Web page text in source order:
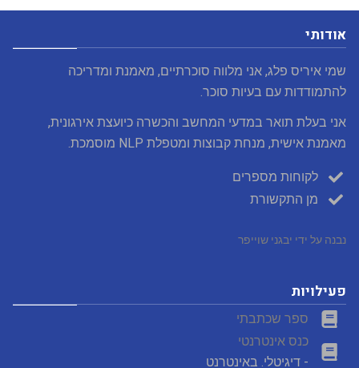
אודותי
שמי איריס פלג, אני מלווה סוכרתיים, מאמנת ומדריכה
להתמודדות עם בעיות סוכר.
אני בעלת תואר במדעי המחשב והכשרה כיועצת אירגונית,
מאמנת אישית, מנחת קבוצות ומטפלת NLP מוסמכת.
לקוחות מספרים
מן התקשורת
נבנה על ידי יבגני שוייפר
פעילויות
ספר שכתבתי
כנס אינטרנטי
- דיגיטלי. באינטרנט